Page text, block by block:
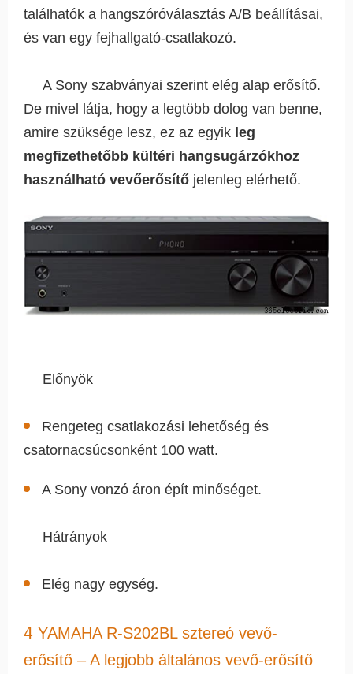
találhatók a hangszóróválasztás A/B beállításai,
és van egy fejhallgató-csatlakozó.
A Sony szabványai szerint elég alap erősítő.
De mivel látja, hogy a legtöbb dolog van benne,
amire szüksége lesz, ez az egyik leg
megfizethetőbb kültéri hangsugárzókhoz
használható vevőerősítő jelenleg elérhető.
Előnyök
Rengeteg csatlakozási lehetőség és
csatornacsúcsonként 100 watt.
A Sony vonzó áron épít minőséget.
Hátrányok
Elég nagy egység.
4 YAMAHA R-S202BL sztereó vevő-
erősítő – A legjobb általános vevő-erősítő